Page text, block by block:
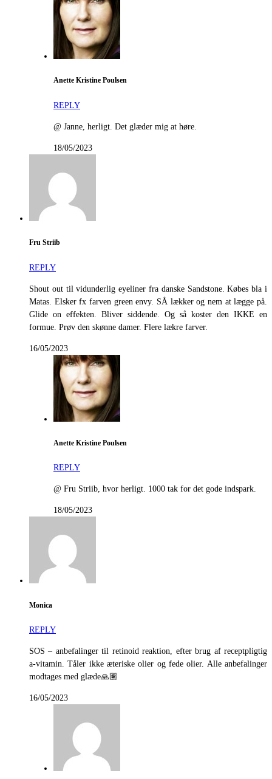
Anette Kristine Poulsen
REPLY
@ Janne, herligt. Det glæder mig at høre.
18/05/2023
Fru Striib
REPLY
Shout out til vidunderlig eyeliner fra danske Sandstone. Købes bla i
Matas. Elsker fx farven green envy. SÅ lækker og nem at lægge på.
Glide on effekten. Bliver siddende. Og så koster den IKKE en
formue. Prøv den skønne damer. Flere lækre farver.
16/05/2023
Anette Kristine Poulsen
REPLY
@ Fru Striib, hvor herligt. 1000 tak for det gode indspark.
18/05/2023
Monica
REPLY
SOS – anbefalinger til retinoid reaktion, efter brug af receptpligtig
a-vitamin. Tåler ikke æteriske olier og fede olier. Alle anbefalinger
modtages med glæde🙏🏽
16/05/2023